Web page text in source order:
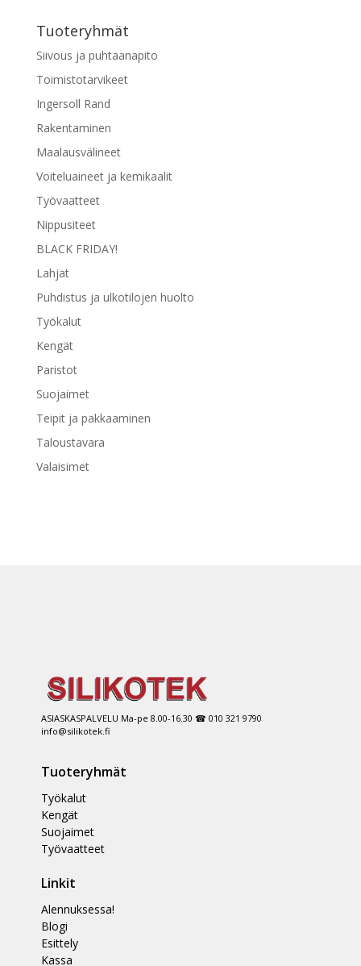
Tuoteryhmät
Siivous ja puhtaanapito
Toimistotarvikeet
Ingersoll Rand
Rakentaminen
Maalausvälineet
Voiteluaineet ja kemikaalit
Työvaatteet
Nippusiteet
BLACK FRIDAY!
Lahjat
Puhdistus ja ulkotilojen huolto
Työkalut
Kengät
Paristot
Suojaimet
Teipit ja pakkaaminen
Taloustavara
Valaisimet
ASIASKASPALVELU Ma-pe 8.00-16.30 ☎ 010 321 9790
info@silikotek.fi
Tuoteryhmät
Työkalut
Kengät
Suojaimet
Työvaatteet
Linkit
Alennuksessa!
Blogi
Esittely
Kassa